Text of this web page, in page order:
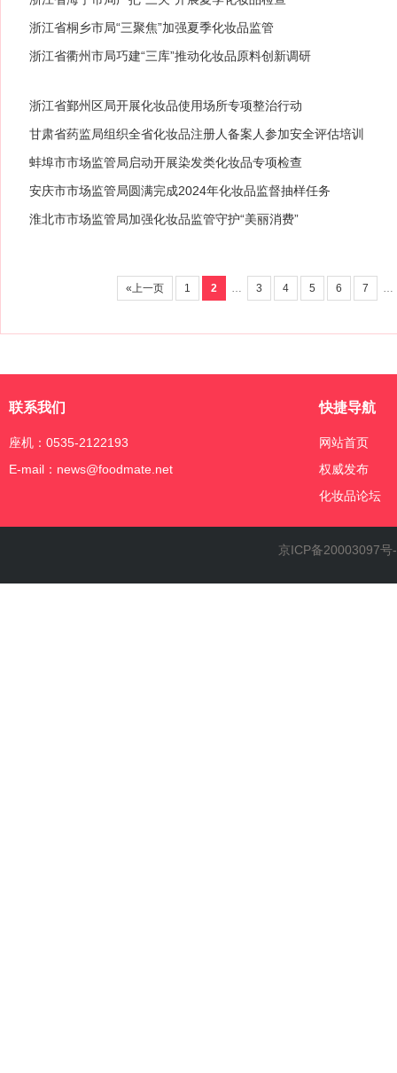
浙江省桐乡市局“三聚焦”加强夏季化妆品监管
浙江省衢州市局巧建“三库”推动化妆品原料创新调研
浙江省鄞州区局开展化妆品使用场所专项整治行动
甘肃省药监局组织全省化妆品注册人备案人参加安全评估培训
蚌埠市市场监管局启动开展染发类化妆品专项检查
安庆市市场监管局圆满完成2024年化妆品监督抽样任务
淮北市市场监管局加强化妆品监管守护“美丽消费”
«上一页 1 2 … 3 4 5 6 7
联系我们
座机：0535-2122193
E-mail：news@foodmate.net
快捷导航
网站首页
权威发布
化妆品论坛
京ICP备20003097号